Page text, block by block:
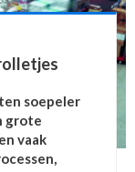
soepeler
grote
vaak